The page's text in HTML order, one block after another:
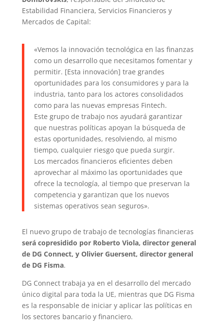
Estabilidad Financiera, Servicios Financieros y
Mercados de Capital:
«Vemos la innovación tecnológica en las finanzas
como un desarrollo que necesitamos fomentar y
permitir. [Esta innovación] trae grandes
oportunidades para los consumidores y para la
industria, tanto para los actores consolidados
como para las nuevas empresas Fintech.
Este grupo de trabajo nos ayudará garantizar
que nuestras políticas apoyan la búsqueda de
estas oportunidades, resolviendo, al mismo
tiempo, cualquier riesgo que pueda surgir.
Los mercados financieros eficientes deben
aprovechar al máximo las oportunidades que
ofrece la tecnología, al tiempo que preservan la
competencia y garantizan que los nuevos
sistemas operativos sean seguros».
El nuevo grupo de trabajo de tecnologías financieras
será copresidido por Roberto Viola, director general
de DG Connect, y Olivier Guersent, director general
de DG Fisma.
DG Connect trabaja ya en el desarrollo del mercado
único digital para toda la UE, mientras que DG Fisma
es la responsable de iniciar y aplicar las políticas en
los sectores bancario y financiero.